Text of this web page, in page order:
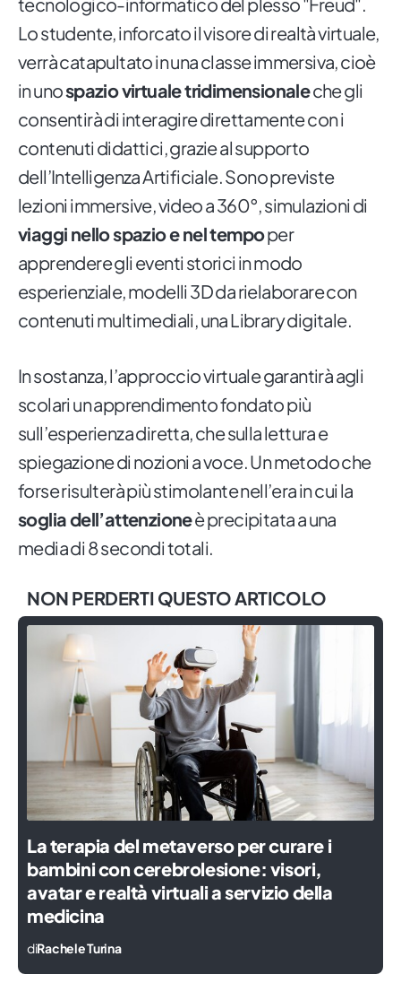
Lo studente, inforcato il visore di realtà virtuale,
verrà catapultato in una classe immersiva, cioè
in unospazio virtuale tridimensionaleche gli
consentirà di interagire direttamente con i
contenuti didattici, grazie al supporto
dell’Intelligenza Artificiale. Sono previste
lezioni immersive, video a 360°, simulazioni di
viaggi nello spazio e nel tempoper
apprendere gli eventi storici in modo
esperienziale, modelli 3D da rielaborare con
contenuti multimediali, una Library digitale.
In sostanza, l’approccio virtuale garantirà agli
scolari un apprendimento fondato più
sull’esperienza diretta, che sulla lettura e
spiegazione di nozioni a voce. Un metodo che
forse risulterà più stimolante nell’era in cui la
soglia dell’attenzioneè precipitata a una
media di 8 secondi totali.
NON PERDERTI QUESTO ARTICOLO
La terapia del metaverso per curare i
bambini con cerebrolesione: visori,
avatar e realtà virtuali a servizio della
medicina
diRachele Turina